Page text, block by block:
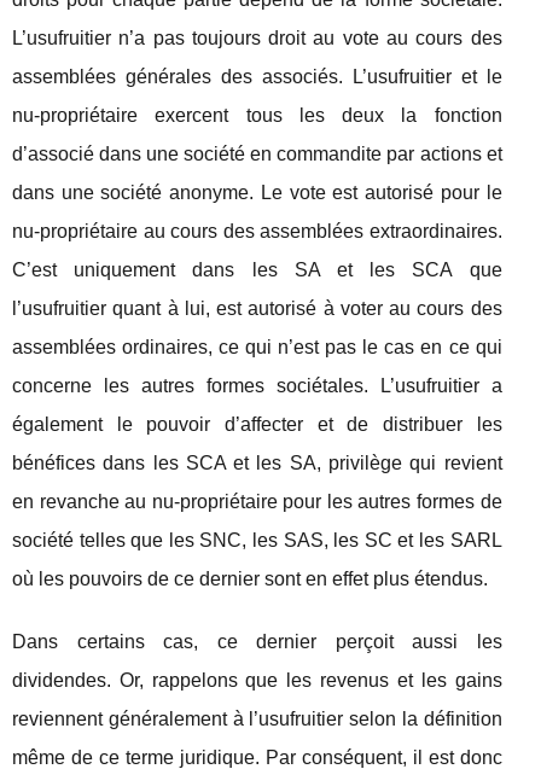
L’usufruitier n’a pas toujours droit au vote au cours des
assemblées générales des associés. L’usufruitier et le
nu-propriétaire exercent tous les deux la fonction
d’associé dans une société en commandite par actions et
dans une société anonyme. Le vote est autorisé pour le
nu-propriétaire au cours des assemblées extraordinaires.
C’est uniquement dans les SA et les SCA que
l’usufruitier quant à lui, est autorisé à voter au cours des
assemblées ordinaires, ce qui n’est pas le cas en ce qui
concerne les autres formes sociétales. L’usufruitier a
également le pouvoir d’affecter et de distribuer les
bénéfices dans les SCA et les SA, privilège qui revient
en revanche au nu-propriétaire pour les autres formes de
société telles que les SNC, les SAS, les SC et les SARL
où les pouvoirs de ce dernier sont en effet plus étendus.
Dans certains cas, ce dernier perçoit aussi les
dividendes. Or, rappelons que les revenus et les gains
reviennent généralement à l’usufruitier selon la définition
même de ce terme juridique. Par conséquent, il est donc